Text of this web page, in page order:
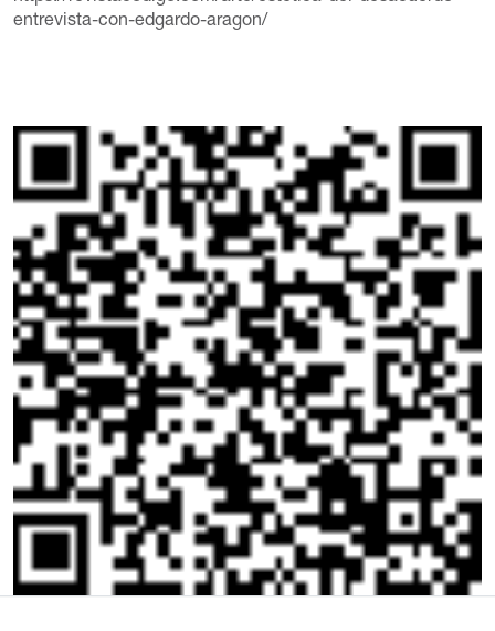
entrevista-con-edgardo-aragon/